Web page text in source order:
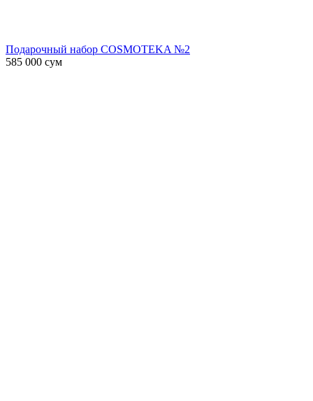
Подарочный набор COSMOTEKA №2
585 000 сум